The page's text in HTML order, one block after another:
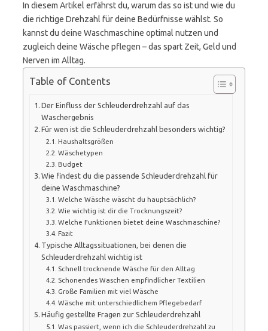
In diesem Artikel erfährst du, warum das so ist und wie du
die richtige Drehzahl für deine Bedürfnisse wählst. So
kannst du deine Waschmaschine optimal nutzen und
zugleich deine Wäsche pflegen – das spart Zeit, Geld und
Nerven im Alltag.
Table of Contents
Der Einfluss der Schleuderdrehzahl auf das
Waschergebnis
Für wen ist die Schleuderdrehzahl besonders wichtig?
Haushaltsgrößen
Wäschetypen
Budget
Wie findest du die passende Schleuderdrehzahl für
deine Waschmaschine?
Welche Wäsche wäscht du hauptsächlich?
Wie wichtig ist dir die Trocknungszeit?
Welche Funktionen bietet deine Waschmaschine?
Fazit
Typische Alltagssituationen, bei denen die
Schleuderdrehzahl wichtig ist
Schnell trocknende Wäsche für den Alltag
Schonendes Waschen empfindlicher Textilien
Große Familien mit viel Wäsche
Wäsche mit unterschiedlichem Pflegebedarf
Häufig gestellte Fragen zur Schleuderdrehzahl
Was passiert, wenn ich die Schleuderdrehzahl zu